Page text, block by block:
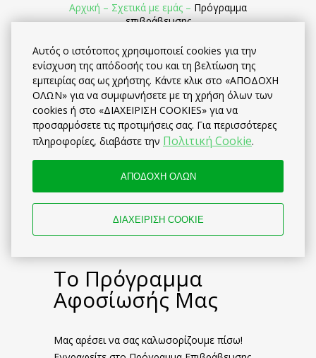
Αυτός ο ιστότοπος χρησιμοποιεί cookies για την
ενίσχυση της απόδοσής του και τη βελτίωση της
εμπειρίας σας ως χρήστης. Κάντε κλικ στο «ΑΠΟΔΟΧΗ
ΟΛΩΝ» για να συμφωνήσετε με τη χρήση όλων των
cookies ή στο «ΔΙΑΧΕΙΡΙΣΗ COOKIES» για να
προσαρμόσετε τις προτιμήσεις σας. Για περισσότερες
πληροφορίες, διαβάστε την Πολιτική Cookie.
ΑΠΟΔΟΧΗ ΟΛΩΝ
ΔΙΑΧΕΙΡΙΣΗ COOKIE
Αρχική – Σχετικά με εμάς – Πρόγραμμα
επιβράβευσης
Πρόγραμμα
επιβράβευσης
Το Πρόγραμμα
Αφοσίωσής Μας
Μας αρέσει να σας καλωσορίζουμε πίσω!